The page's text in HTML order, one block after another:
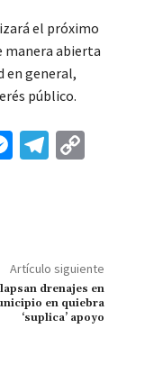
el próximo
manera abierta
en general,
público.
M
ge
r
Te
m Li
n
k
Artículo siguiente
drenajes en
en quiebra
‘suplica’ apoyo